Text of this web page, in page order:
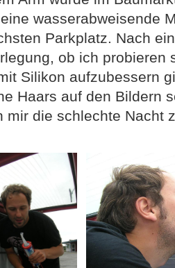
wasserabweisende
Parkplatz. Nach
ob ich probieren
Silikon aufzubessern
Haars auf den Bildern
mir die schlechte Nacht